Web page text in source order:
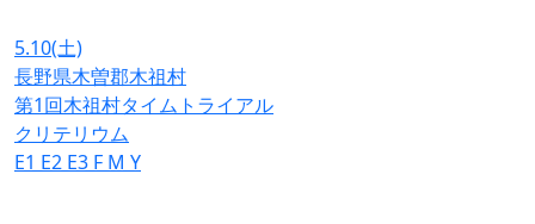
5.10(土)
長野県木曽郡木祖村
第1回木祖村タイムトライアル
クリテリウム
E1 E2 E3 F M Y